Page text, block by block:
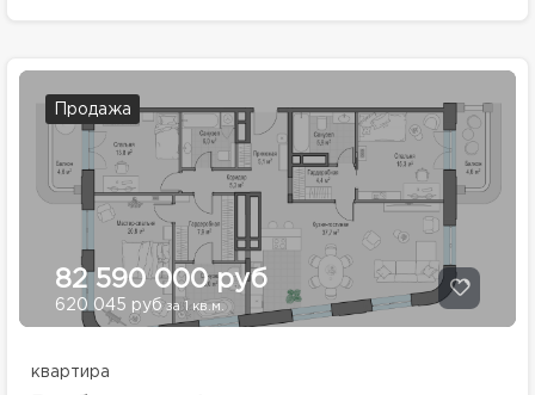
Продажа
82 590 000 руб
620 045 руб за 1 кв.м.
квартира